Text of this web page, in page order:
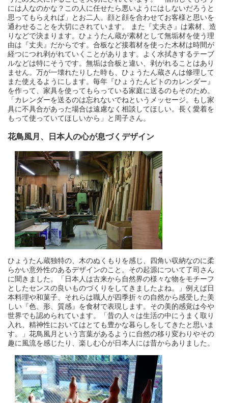
には人なのかな？この人に任せたら悪いようにはしないだろうと
思ってもらえれば」とお二人。顔と顔を合わせてお客様と思いを
通わせることを大切にされています。 また『丈夫さ』は素材、造
りなどで決まります。ひょうたん蔵が素材として無垢材を使う理
由は『丈夫』だからです。合板など接着材を使った木材は時間が
経つにつれ剥がれていくことがあります。よく水拭きするテーブ
ルなどは特にそうです。無垢は合板と違い、剥がれることはあり
ません。万が一壊れたりした時も、ひょうたん蔵さんは修理して
また使えるようにします。毎年『ひょうたんビトのカレンダー』
を作って、家具を使ってもらっている家庭に送るのもそのため。
「カレンダーを送るのは忘れないでねというメッセージ。もし家
具に不具合があった場合は遠慮なく相談してほしい。長く愛着を
もって使っていてほしいから」と周子さん。
花鳥風月、日本人の心が息づくデザイン
ひょうたん蔵独特の、木のぬくもりを感じ、四角い収納なのに柔
らかい意外性のあるデザインのこと。その起源について了司さん
に聞きました。「日本人は古来から自然界の様々な物をモチーフ
としたセンスの良いものづくりをしてきましたよね。」例えば日
本料理や和菓子、それらは職人が四季折々の自然から感受した美
しい『色、形、質感』を食材で表現します。その美的感覚は今や
世界でも認められています。「昔の人々は生活の中にうまく取り
入れ、精神性においてはとても豊かな暮らしをしてきたと思いま
す。」花鳥風月という言葉があるように自然の移り変わりやその
趣に風流を感じたり、楽しむ心が日本人には昔からありました。